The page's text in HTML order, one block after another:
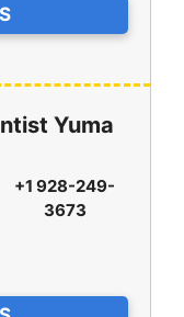
Yuma
+1 928-249-
3673